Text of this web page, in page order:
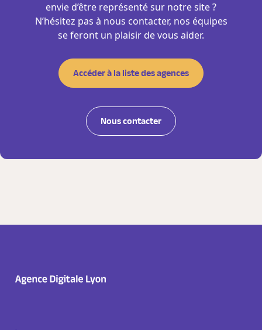
envie d’être représenté sur notre site ?
N’hésitez pas à nous contacter, nos équipes
se feront un plaisir de vous aider.
Accéder à la liste des agences
Nous contacter